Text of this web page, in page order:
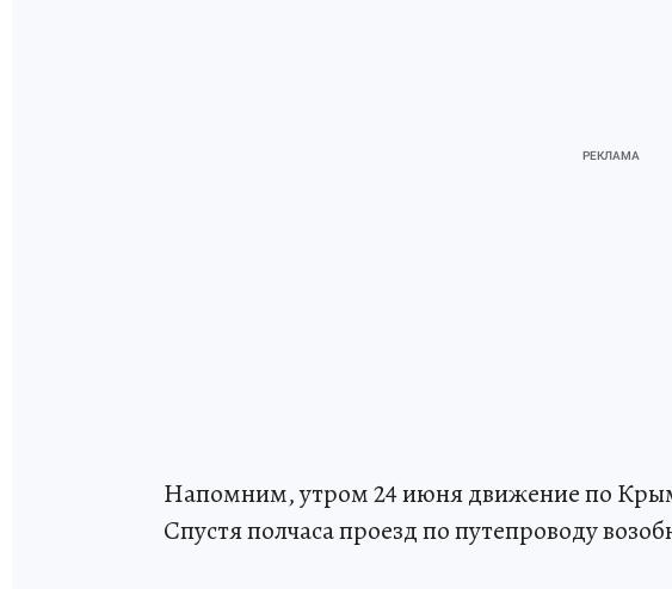
Напомним, утром 24 июня движение по
Спустя полчаса проезд по путепроводу